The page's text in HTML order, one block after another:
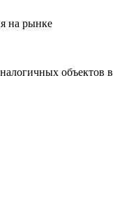
на рынке
объектов в